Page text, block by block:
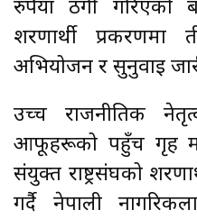
रुपैयाँ ठगी गरिएको
शरणार्थी प्रकरणमा
अभियोजन र सुनुवाइ
उच्च राजनीतिक
आफूहरूको पहुँच गृह
संयुक्त राष्ट्रसंघको
गर्दै नेपाली